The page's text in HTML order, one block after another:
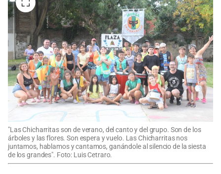
"Las Chicharritas son de verano, del canto y del grupo. Son de los
árboles y las flores. Son espera y vuelo. Las Chicharritas nos
juntamos, hablamos y cantamos, ganándole al silencio de la siesta
de los grandes". Foto: Luis Cetraro.